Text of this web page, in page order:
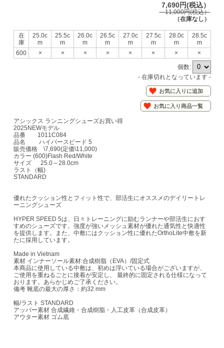
7,690円(税込）
11,000円(税込）
（在庫なし）
在
庫
25.0c
m
25.5c
m
26.0c
m
26.5c
m
27.0c
m
27.5c
m
28.0c
m
28.5c
m
600
× × × × × × ×
×
個数:
- 在庫切れとなっています -
お気に入りに追加
お気に入り商品一覧
アシックス ランニングシューズお買い得
2025NEWモデル
品番 1011C084
品名 ハイパースピード 5
販売価格 \7,690(定価\11,000)
カラー (600)Flash Red/White
サイズ 25.0～28.0cm
ラスト（幅)
STANDARD
優れたクッション性とフィット性で、部活生にオススメのデイリートレ
ーニングシューズ
HYPER SPEED 5は、日々トレーニングに励むランナーや部活生におす
すめのシューズです。強度が強いメッシュ素材が優れた通気性と快適性
を提供します。また、中敷にはクッション性に優れたOrthoLite中敷を新
たに採用しています。
Made in Vietnam
素材 インナーソール素材:合成樹脂（EVA）/固定式
本商品に使用している中敷は、初めは浮いている場合がございますが、
ご使用を重ねるごとに接着が安定し、 最終的に固定される仕様になって
おります。あらかじめご了承ください。
備考 靴底の最大の厚さ：約32 mm
幅/ラスト STANDARD
アッパー素材 合成繊維・合成樹脂・人工皮革（合成皮革）
アウター素材 ゴム底